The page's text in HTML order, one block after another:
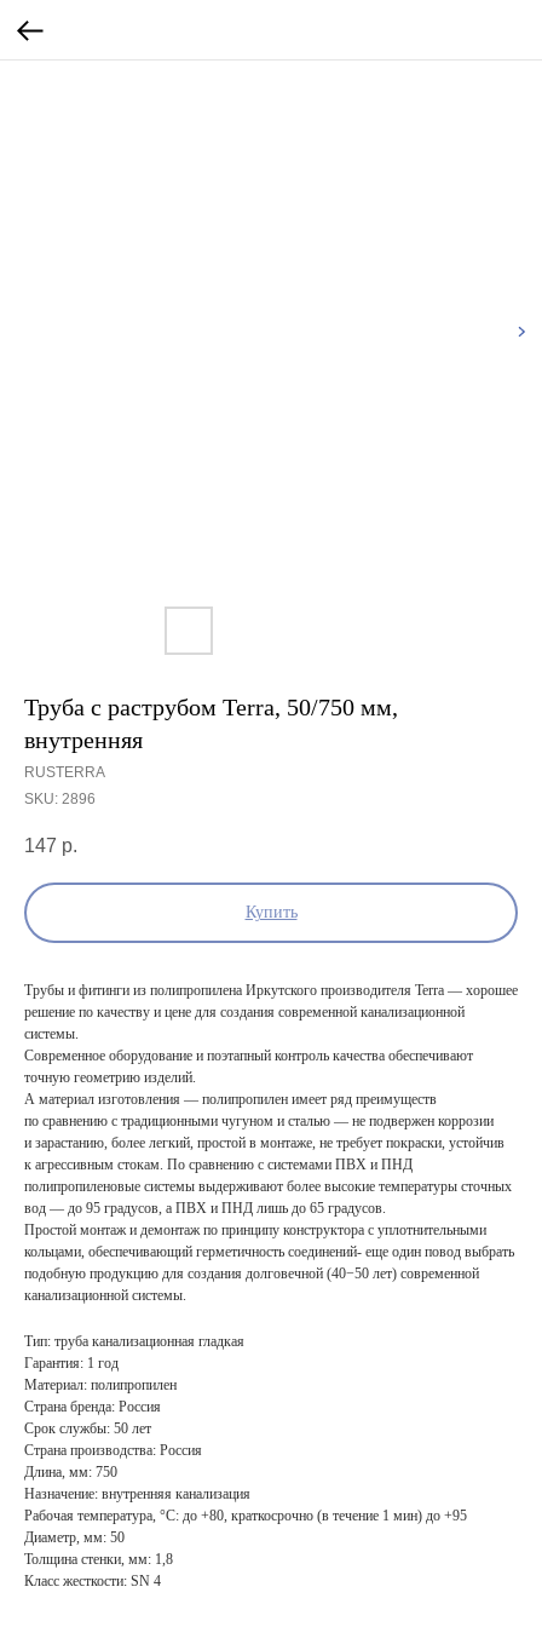
Труба с раструбом Terra, 50/750 мм,
внутренняя
RUSTERRA
SKU: 2896
147 р.
Купить
Трубы и фитинги из полипропилена Иркутского производителя Terra — хорошее
решение по качеству и цене для создания современной канализационной
системы.
Современное оборудование и поэтапный контроль качества обеспечивают
точную геометрию изделий.
А материал изготовления — полипропилен имеет ряд преимуществ
по сравнению с традиционными чугуном и сталью — не подвержен коррозии
и зарастанию, более легкий, простой в монтаже, не требует покраски, устойчив
к агрессивным стокам. По сравнению с системами ПВХ и ПНД
полипропиленовые системы выдерживают более высокие температуры сточных
вод — до 95 градусов, а ПВХ и ПНД лишь до 65 градусов.
Простой монтаж и демонтаж по принципу конструктора с уплотнительными
кольцами, обеспечивающий герметичность соединений- еще один повод выбрать
подобную продукцию для создания долговечной (40−50 лет) современной
канализационной системы.
Тип: труба канализационная гладкая
Гарантия: 1 год
Материал: полипропилен
Страна бренда: Россия
Срок службы: 50 лет
Страна производства: Россия
Длина, мм: 750
Назначение: внутренняя канализация
Рабочая температура, °С: до +80, краткосрочно (в течение 1 мин) до +95
Диаметр, мм: 50
Толщина стенки, мм: 1,8
Класс жесткости: SN 4